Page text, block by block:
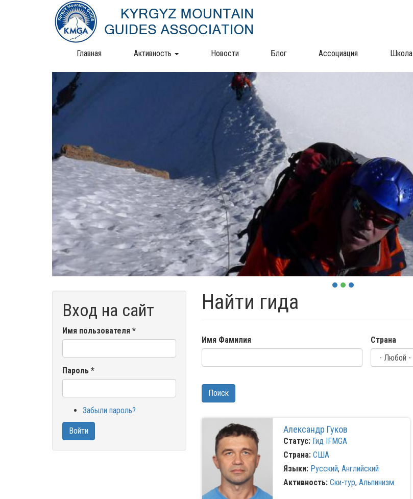
Главная
Активность Новости Блог Ассоциация Школа
Вход на сайт
Имя пользователя *
Пароль *
Забыли пароль?
Войти
Найти гида
Имя Фамилия Страна
Поиск
Александр Гуков
Статус: Гид IFMGA
Страна: США
Языки: Русский, Английский
Активность: Ски-тур, Альпинизм